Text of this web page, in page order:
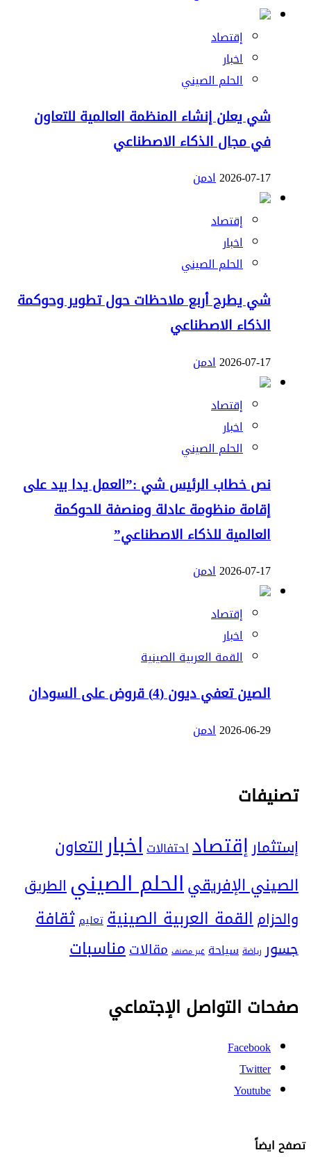
إقتصاد
اخبار
الحلم الصيني
شي يعلن إنشاء المنظمة العالمية للتعاون
في مجال الذكاء الاصطناعي
2026-07-17ادمن
إقتصاد
اخبار
الحلم الصيني
شي يطرح أربع ملاحظات حول تطوير وحوكمة
الذكاء الاصطناعي
2026-07-17ادمن
إقتصاد
اخبار
الحلم الصيني
نص خطاب الرئيس شي :”العمل يدا بيد على
إقامة منظومة عادلة ومنصفة للحوكمة
العالمية للذكاء الاصطناعي”
2026-07-17ادمن
إقتصاد
اخبار
القمة العربية الصينية
الصين تعفي ديون (4) قروض على السودان
2026-06-29ادمن
تصنيفات
إستثمارإقتصاداحتفالاتاخبارالتعاون
الصيني الإفريقيالحلم الصينيالطريق
والحزامالقمة العربية الصينيةتعليم ثقافة
جسور رياضة سياحة غير مصنف مقالاتمناسبات
صفحات التواصل الإجتماعي
Facebook
Twitter
Youtube
تصفح ايضاً